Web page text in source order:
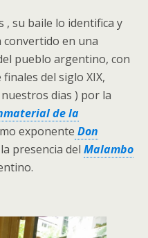
, su baile lo identifica y
convertido en una
pueblo argentino, con
del siglo XIX,
dias ) por la
de la
exponente Don
presencia del Malambo